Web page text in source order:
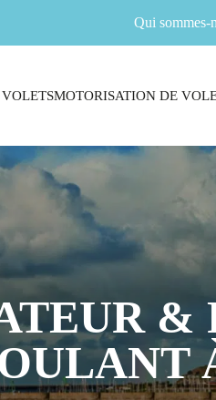
Qui sommes-
MOTORISATION DE
&